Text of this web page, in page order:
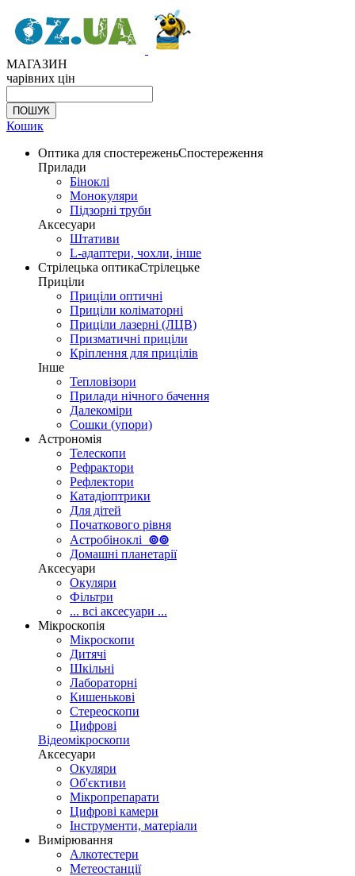
МАГАЗИН
чарівних цін
Кошик
Оптика для спостереженьСпостереження
Прилади
Біноклі
Монокуляри
Підзорні труби
Аксесуари
Штативи
L-адаптери, чохли, інше
Стрілецька оптикаСтрілецьке
Приціли
Приціли оптичні
Приціли коліматорні
Приціли лазерні (ЛЦВ)
Призматичні приціли
Кріплення для прицілів
Інше
Тепловізори
Прилади нічного бачення
Далекоміри
Сошки (упори)
Астрономія
Телескопи
Рефрактори
Рефлектори
Катадіоптрики
Для дітей
Початкового рівня
Астробіноклі ⊚⊚
Домашні планетарії
Аксесуари
Окуляри
Фільтри
... всі аксесуари ...
Мікроскопія
Мікроскопи
Дитячі
Шкільні
Лабораторні
Кишенькові
Стереоскопи
Цифрові
Відеомікроскопи
Аксесуари
Окуляри
Об'єктиви
Мікропрепарати
Цифрові камери
Інструменти, матеріали
Вимірювання
Алкотестери
Метеостанції